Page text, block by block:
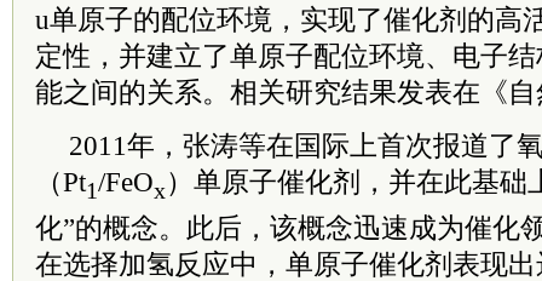
u单原子的配位环境，实现了催化剂的高
定性，并建立了单原子配位环境、电子
能之间的关系。相关研究结果发表在《
2011年，张涛等在国际上首次报道了
（Pt1/FeOx）单原子催化剂，并在此基础
化”的概念。此后，该概念迅速成为催化
在选择加氢反应中，单原子催化剂表现